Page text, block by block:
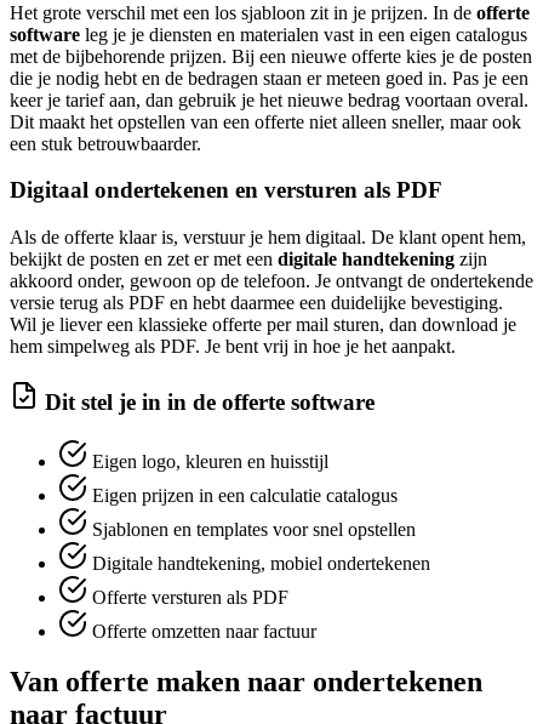
Het grote verschil met een los sjabloon zit in je prijzen. In de offerte
software leg je je diensten en materialen vast in een eigen catalogus
met de bijbehorende prijzen. Bij een nieuwe offerte kies je de posten
die je nodig hebt en de bedragen staan er meteen goed in. Pas je een
keer je tarief aan, dan gebruik je het nieuwe bedrag voortaan overal.
Dit maakt het opstellen van een offerte niet alleen sneller, maar ook
een stuk betrouwbaarder.
Digitaal ondertekenen en versturen als PDF
Als de offerte klaar is, verstuur je hem digitaal. De klant opent hem,
bekijkt de posten en zet er met een digitale handtekening zijn
akkoord onder, gewoon op de telefoon. Je ontvangt de ondertekende
versie terug als PDF en hebt daarmee een duidelijke bevestiging.
Wil je liever een klassieke offerte per mail sturen, dan download je
hem simpelweg als PDF. Je bent vrij in hoe je het aanpakt.
Dit stel je in in de offerte software
Eigen logo, kleuren en huisstijl
Eigen prijzen in een calculatie catalogus
Sjablonen en templates voor snel opstellen
Digitale handtekening, mobiel ondertekenen
Offerte versturen als PDF
Offerte omzetten naar factuur
Van offerte maken naar ondertekenen
naar factuur